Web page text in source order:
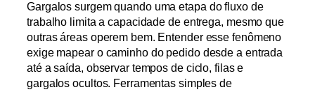
Gargalos surgem quando uma etapa do fluxo de
trabalho limita a capacidade de entrega, mesmo que
outras áreas operem bem. Entender esse fenômeno
exige mapear o caminho do pedido desde a entrada
até a saída, observar tempos de ciclo, filas e
gargalos ocultos. Ferramentas simples de